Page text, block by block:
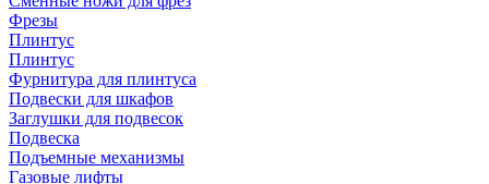
Фрезы
Плинтус
Плинтус
Фурнитура для плинтуса
Подвески для шкафов
Заглушки для подвесок
Подвеска
Подъемные механизмы
Газовые лифты